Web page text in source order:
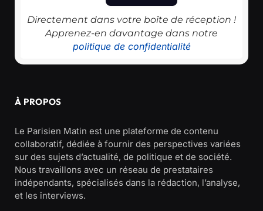
Directement dans votre boîte de réception !
Apprenez-en davantage dans notre
politique de confidentialité
À PROPOS
Le Parisien Matin est une plateforme de contenu
collaboratif, dédiée à fournir des perspectives variées
sur des sujets d’actualité, de politique et de société.
Nous travaillons avec un réseau de prestataires
indépendants, spécialisés dans la rédaction, l’analyse,
et les interviews.